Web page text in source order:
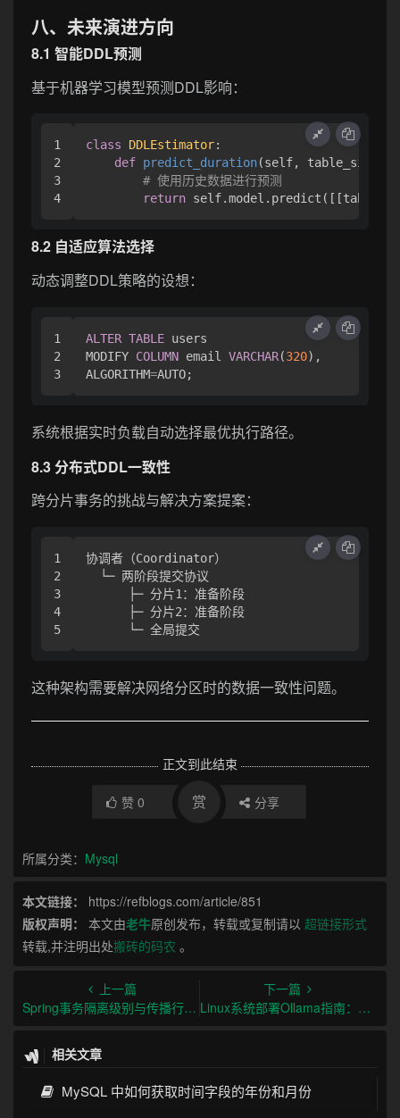
八、未来演进方向
8.1 智能DDL预测
基于机器学习模型预测DDL影响：
1
2
3
class DDLEstimator:
def predict_duration(self, table_size,
# 使用历史数据进行预测
return
8.2 自适应算法选择
动态调整DDL策略的设想：
1
2
ALTER TABLE users
MODIFY COLUMN email VARCHAR(320),
ALGORITHM=
系统根据实时负载自动选择最优执行路径。
8.3 分布式DDL一致性
跨分片事务的挑战与解决方案提案：
1
2
3
4
协调者（Coordinator）
  └─ 两阶段提交协议
      ├─ 分片1：准备阶段
      ├─ 分片2：准备阶段
这种架构需要解决网络分区时的数据一致性问题。
正文到此结束
赞 0 赏 分享
所属分类： Mysql
本文链接：
https://refblogs.com/article/851
版权声明：
本文由老牛原创发布，转载或复制请以 超链接形式
转载,并注明出处搬砖的码农 。
上一篇
Spring事务隔离级别与传播行为及最佳实践
下一篇
Linux系统部署Ollama指南：从安装到生产环境实践
相关文章
MySQL 中如何获取时间字段的年份和月份